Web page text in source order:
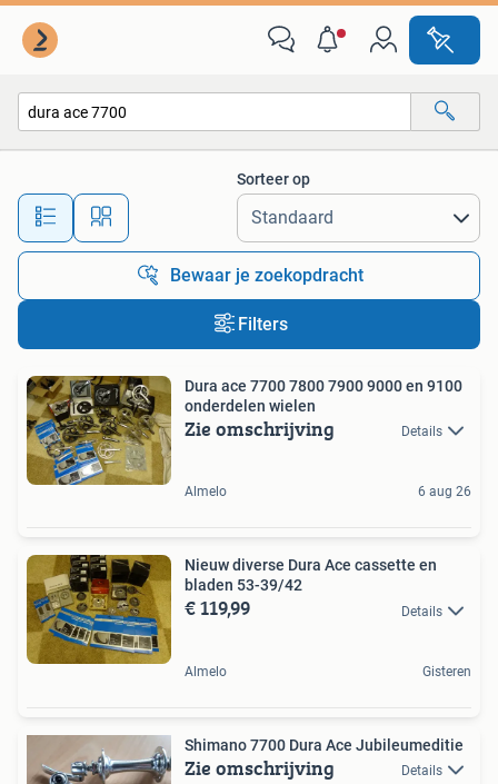
Alle afstanden…
Sorteer op
Bewaar je zoekopdracht
Filters
Dura ace 7700 7800 7900 9000 en 9100
onderdelen wielen
Zie omschrijving Details
Almelo 6 aug 26
Nieuw diverse Dura Ace cassette en
bladen 53-39/42
€ 119,99 Details
Almelo Gisteren
Shimano 7700 Dura Ace Jubileumeditie
Zie omschrijving Details